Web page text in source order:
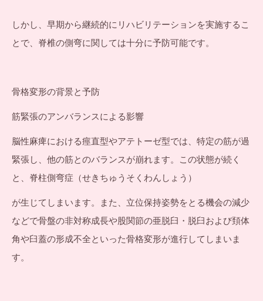
しかし、早期から継続的にリハビリテーションを実施するこ
とで、脊椎の側弯に関しては十分に予防可能です。
骨格変形の背景と予防
筋緊張のアンバランスによる影響
脳性麻痺における痙直型やアテトーゼ型では、特定の筋が過
緊張し、他の筋とのバランスが崩れます。この状態が続く
と、脊柱側弯症（せきちゅうそくわんしょう）
が生じてしまいます。また、立位保持姿勢をとる機会の減少
などで骨盤の非対称成長や股関節の亜脱臼・脱臼および頚体
角や臼蓋の形成不全といった骨格変形が進行してしまいま
す。